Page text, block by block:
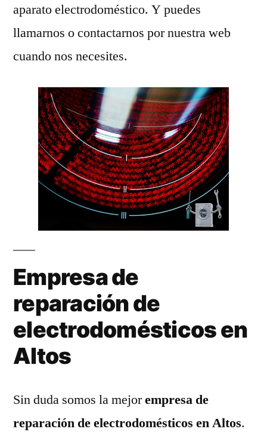
aparato electrodoméstico. Y puedes
llamarnos o contactarnos por nuestra web
cuando nos necesites.
Empresa de
reparación de
electrodomésticos en
Altos
Sin duda somos la mejorempresa de
reparación de electrodomésticos en Altos.